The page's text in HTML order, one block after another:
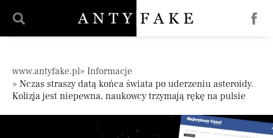
Pomiń nawigację
www.antyfake.pl
Informacje
Nczas straszy datą końca świata po uderzeniu asteroidy.
Kolizja jest niepewna, naukowcy trzymają rękę na pulsie